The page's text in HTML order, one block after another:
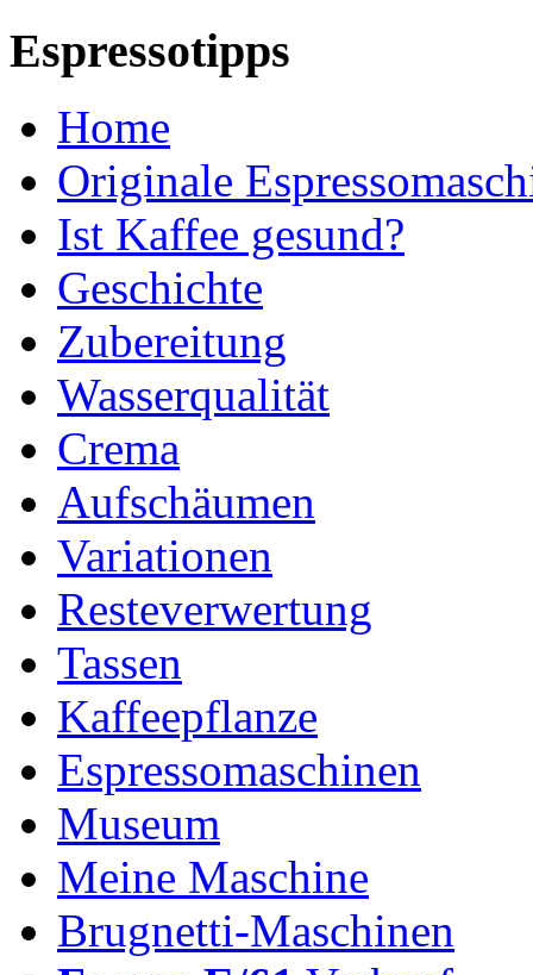
Espressotipps
Home
Originale
Ist Kaffee gesund?
Geschichte
Zubereitung
Wasserqualität
Crema
Aufschäumen
Variationen
Resteverwertung
Tassen
Kaffeepflanze
Espressomaschinen
Museum
Meine Maschine
Brugnetti-Maschinen